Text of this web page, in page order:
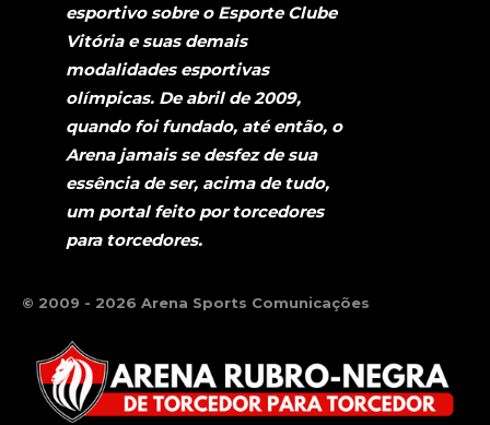
esportivo sobre o Esporte Clube
Vitória e suas demais
modalidades esportivas
olímpicas. De abril de 2009,
quando foi fundado, até então, o
Arena jamais se desfez de sua
essência de ser, acima de tudo,
um portal feito por torcedores
para torcedores.
© 2009 - 2026 Arena Sports Comunicações